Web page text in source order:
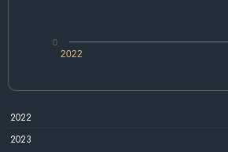
2022
0
2022
2023